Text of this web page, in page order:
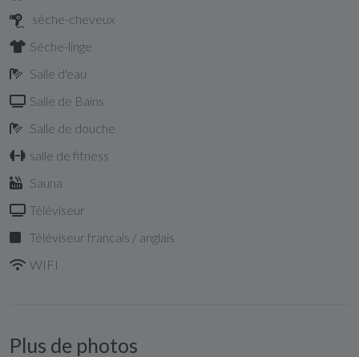
sèche-cheveux
Sèche-linge
Salle d'eau
Salle de Bains
Salle de douche
salle de fitness
Sauna
Téléviseur
Téléviseur francais / anglais
WIFI
Plus de photos